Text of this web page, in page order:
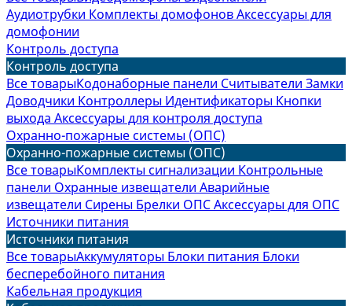
Аудиотрубки Комплекты домофоновАксессуары для
домофонии
Контроль доступа
Контроль доступа
Все товарыКодонаборные панели Считыватели Замки
Доводчики Контроллеры Идентификаторы Кнопки
выхода Аксессуары для контроля доступа
Охранно-пожарные системы (ОПС)
Охранно-пожарные системы (ОПС)
Все товарыКомплекты сигнализации Контрольные
панели Охранные извещатели Аварийные
извещатели Сирены Брелки ОПСАксессуары для ОПС
Источники питания
Источники питания
Все товарыАккумуляторы Блоки питания Блоки
бесперебойного питания
Кабельная продукция